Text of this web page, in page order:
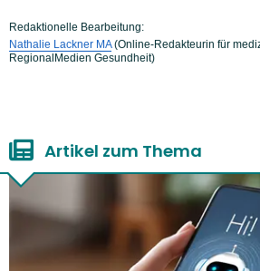
Redaktionelle Bearbeitung:
Nathalie Lackner MA(Online-Redakteurin für
RegionalMedien Gesundheit)
Artikel zum Thema